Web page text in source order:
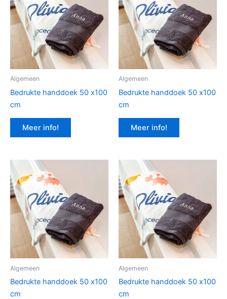
Algemeen
Bedrukte handdoek 50 x100
cm
Meer info!
Algemeen
Bedrukte handdoek 50 x100
cm
Meer info!
Algemeen
Bedrukte handdoek 50 x100
cm
Algemeen
Bedrukte handdoek 50 x100
cm